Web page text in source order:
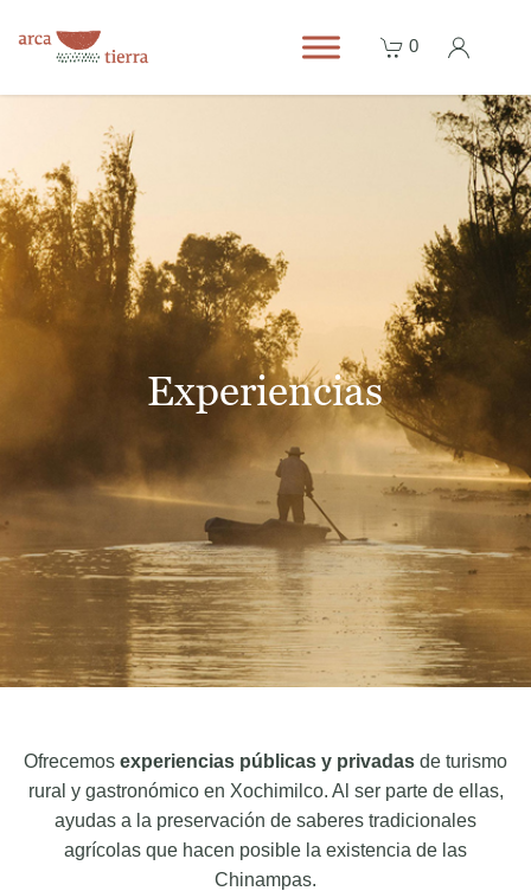
0
Experiencias
Ofrecemos experiencias públicas y privadas de turismo
rural y gastronómico en Xochimilco. Al ser parte de ellas,
ayudas a la preservación de saberes tradicionales
agrícolas que hacen posible la existencia de las
Chinampas.